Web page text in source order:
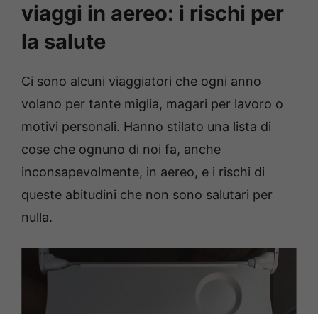
viaggi in aereo: i rischi per
la salute
Ci sono alcuni viaggiatori che ogni anno
volano per tante miglia, magari per lavoro o
motivi personali. Hanno stilato una lista di
cose che ognuno di noi fa, anche
inconsapevolmente, in aereo, e i rischi di
queste abitudini che non sono salutari per
nulla.